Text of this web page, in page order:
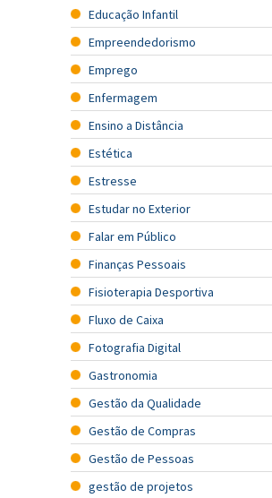
Educação Infantil
Empreendedorismo
Emprego
Enfermagem
Ensino a Distância
Estética
Estresse
Estudar no Exterior
Falar em Público
Finanças Pessoais
Fisioterapia Desportiva
Fluxo de Caixa
Fotografia Digital
Gastronomia
Gestão da Qualidade
Gestão de Compras
Gestão de Pessoas
gestão de projetos